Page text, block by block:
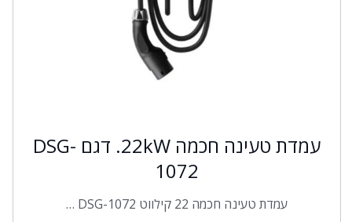
עמדת טעינה חכמה 22kW. דגם DSG-
1072
עמדת טעינה חכמה 22 קילווט DSG-1072 …